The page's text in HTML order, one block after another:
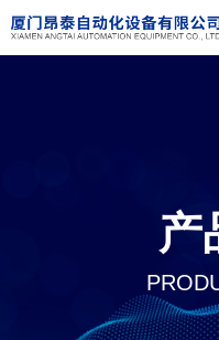
产